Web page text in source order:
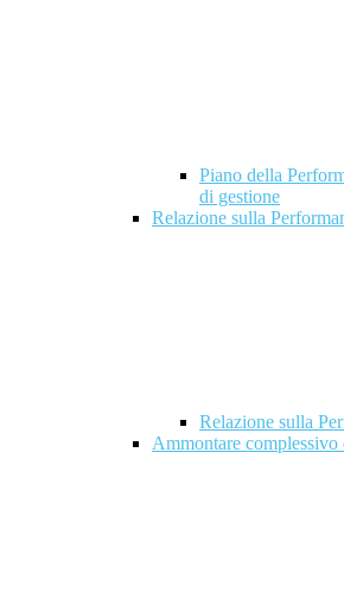
Piano della
di gestione
Relazione sulla
Relazione sulla
Ammontare complessivo